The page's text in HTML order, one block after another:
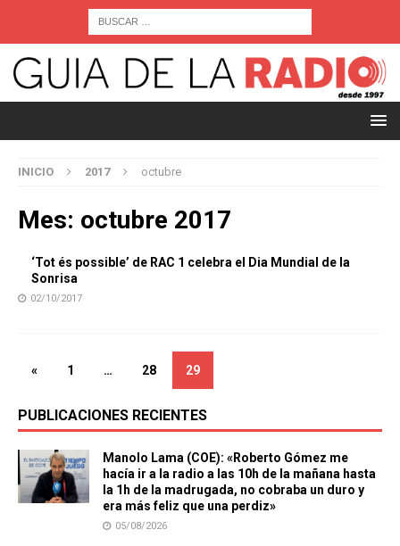
INICIO 2017 octubre
Mes: octubre 2017
‘Tot és possible’ de RAC 1 celebra el Dia Mundial de la
Sonrisa
02/10/2017
« 1 … 28 29
PUBLICACIONES RECIENTES
Manolo Lama (COE): «Roberto Gómez me
hacía ir a la radio a las 10h de la mañana hasta
la 1h de la madrugada, no cobraba un duro y
era más feliz que una perdiz»
05/08/2026